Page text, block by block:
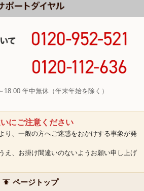
18:00 年中無休（年末年始を除く）
にご注意ください
り、一般の方へご迷惑をおかけする事象が発
え、お掛け間違いのないようお願い申し上げ
ページトップ